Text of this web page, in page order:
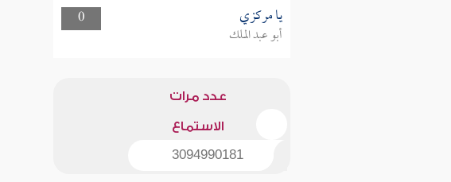
0
يا مركزي
أبو عبد الملك
عدد مرات
الاستماع
3094990181